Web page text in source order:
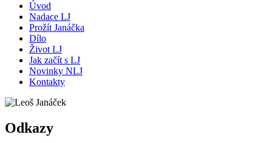
Úvod
Nadace LJ
Prožít Janáčka
Dílo
Život LJ
Jak začít s LJ
Novinky NLJ
Kontakty
Odkazy